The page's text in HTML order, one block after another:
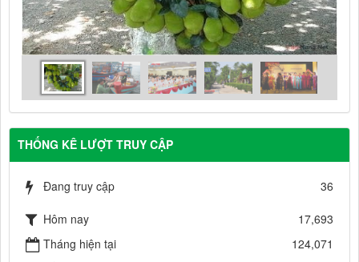
THỐNG KÊ LƯỢT TRUY CẬP
Đang truy cập 36
Hôm nay
17,693
Tháng hiện tại
124,071